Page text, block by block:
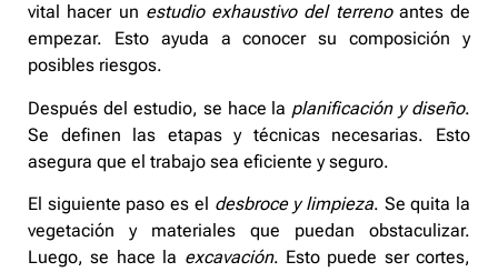
vital hacer un estudio exhaustivo del terrenoantes de
empezar. Esto ayuda a conocer su composición y
posibles riesgos.
Después del estudio, se hace la planificación y diseño.
Se definen las etapas y técnicas necesarias. Esto
asegura que el trabajo sea eficiente y seguro.
El siguiente paso es el desbroce y limpieza. Se quita la
vegetación y materiales que puedan obstaculizar.
Luego, se hace la excavación. Esto puede ser cortes,